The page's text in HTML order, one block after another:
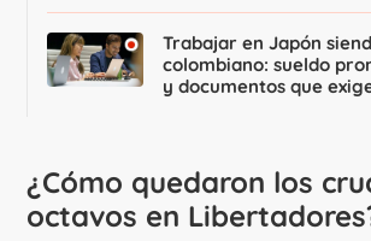
Trabajar en Japón
colombiano: sueldo
y documentos que
¿Cómo quedaron los
octavos en